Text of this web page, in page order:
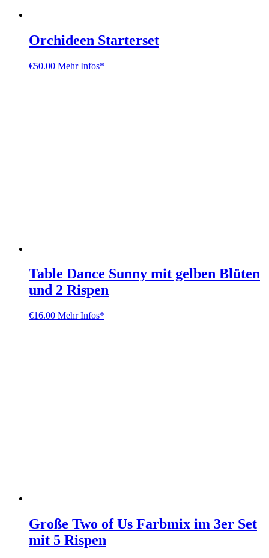
Orchideen Starterset
€50.00 Mehr Infos*
Table Dance Sunny mit gelben Blüten
und 2 Rispen
€16.00 Mehr Infos*
Große Two of Us Farbmix im 3er Set
mit 5 Rispen